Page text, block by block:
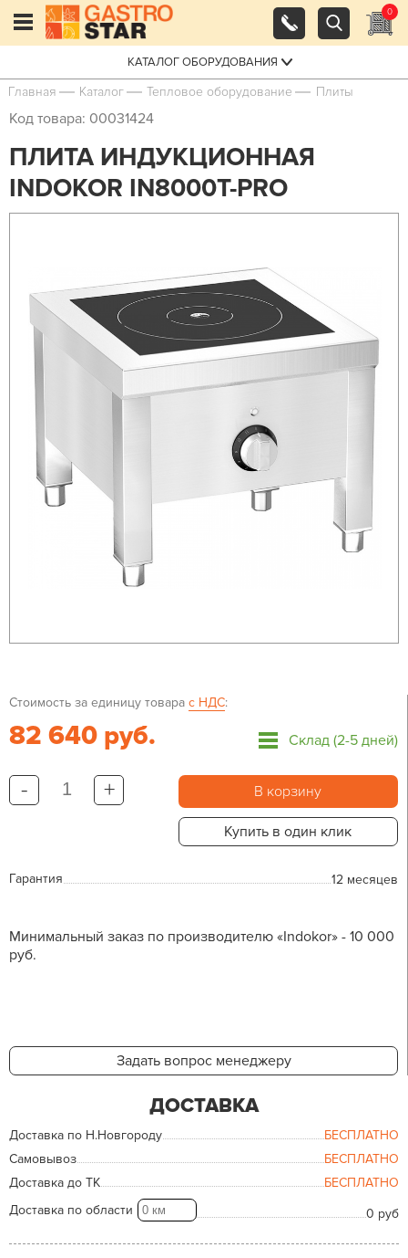
0
КАТАЛОГ ОБОРУДОВАНИЯ
Главная Каталог Тепловое оборудование Плиты
Код товара: 00031424
ПЛИТА ИНДУКЦИОННАЯ
INDOKOR IN8000T-PRO
Стоимость за единицу товара с НДС:
82 640 руб. Склад (2-5 дней)
- + В корзину
Купить в один клик
Гарантия 12 месяцев
Минимальный заказ по производителю «Indokor» - 10 000
руб.
Задать вопрос менеджеру
ДОСТАВКА
Доставка по Н.Новгороду
БЕСПЛАТНО
Самовывоз
БЕСПЛАТНО
Доставка до ТК
БЕСПЛАТНО
Доставка по области
0 руб